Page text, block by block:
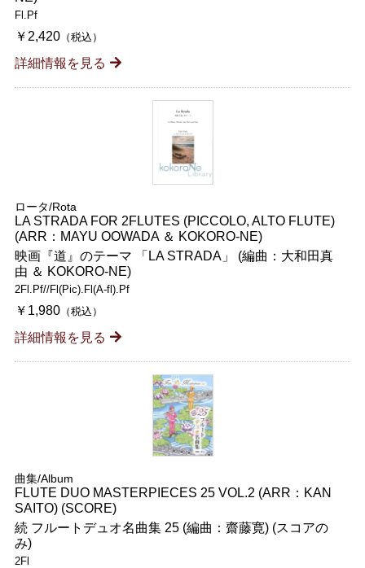
Fl.Pf
￥2,420（税込）
詳細情報を見る
ロータ/Rota
LA STRADA FOR 2FLUTES (PICCOLO, ALTO FLUTE)
(ARR：MAYU OOWADA ＆ KOKORO-NE)
映画『道』のテーマ 「LA STRADA」 (編曲：大和田真
由 ＆ KOKORO-NE)
2Fl.Pf//Fl(Pic).Fl(A-fl).Pf
￥1,980（税込）
詳細情報を見る
曲集/Album
FLUTE DUO MASTERPIECES 25 VOL.2 (ARR：KAN
SAITO) (SCORE)
続 フルートデュオ名曲集 25 (編曲：齋藤寛) (スコアの
み)
2Fl